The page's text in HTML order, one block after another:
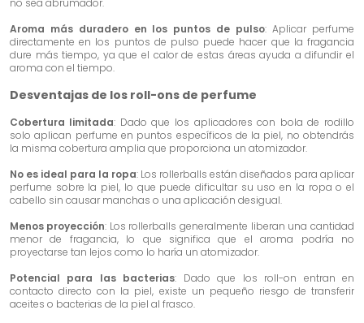
no sea abrumador.
Aroma más duradero en los puntos de pulso: Aplicar perfume
directamente en los puntos de pulso puede hacer que la fragancia
dure más tiempo, ya que el calor de estas áreas ayuda a difundir el
aroma con el tiempo.
Desventajas de los roll-ons de perfume
Cobertura limitada: Dado que los aplicadores con bola de rodillo
solo aplican perfume en puntos específicos de la piel, no obtendrás
la misma cobertura amplia que proporciona un atomizador.
No es ideal para la ropa: Los rollerballs están diseñados para aplicar
perfume sobre la piel, lo que puede dificultar su uso en la ropa o el
cabello sin causar manchas o una aplicación desigual.
Menos proyección: Los rollerballs generalmente liberan una cantidad
menor de fragancia, lo que significa que el aroma podría no
proyectarse tan lejos como lo haría un atomizador.
Potencial para las bacterias: Dado que los roll-on entran en
contacto directo con la piel, existe un pequeño riesgo de transferir
aceites o bacterias de la piel al frasco.